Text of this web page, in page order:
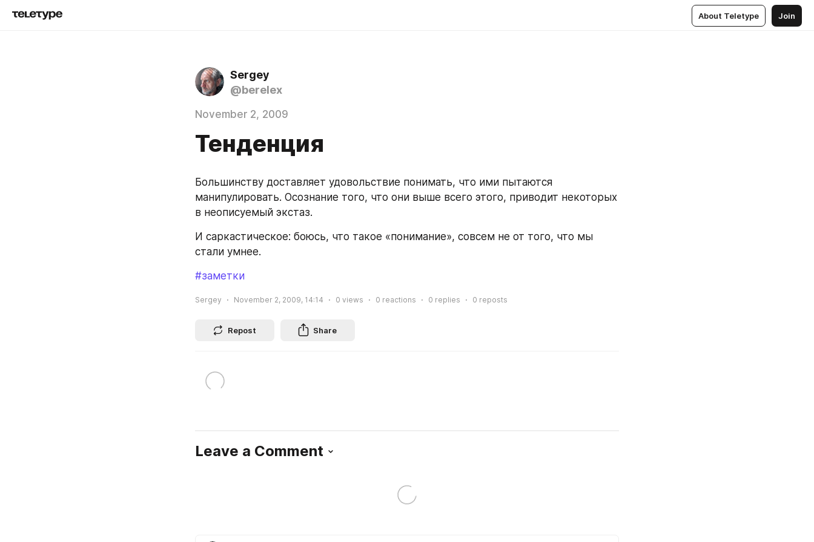
About Teletype Join
Sergey
@berelex
November 2, 2009
Тенденция
Большинству доставляет удовольствие понимать, что ими пытаются
манипулировать. Осознание того, что они выше всего этого, приводит некоторых
в неописуемый экстаз.
И саркастическое: боюсь, что такое «понимание», совсем не от того, что мы
стали умнее.
#заметки
Sergey November 2, 2009, 14:14 0 views 0 reactions 0 replies 0 reposts
Repost Share
Leave a Comment